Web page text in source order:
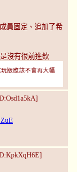
員固定、追加了希
沒有很前進欸
版應該不會再大幅